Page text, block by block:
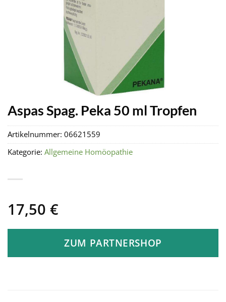
Aspas Spag. Peka 50 ml Tropfen
17,50 €
ZUM PARTNERSHOP
Artikelnummer: 06621559
Kategorie: Allgemeine Homöopathie